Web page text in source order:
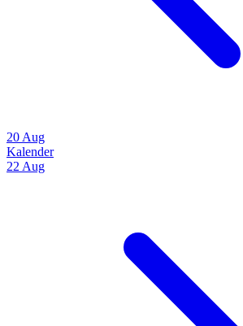
20 Aug
Kalender
22 Aug